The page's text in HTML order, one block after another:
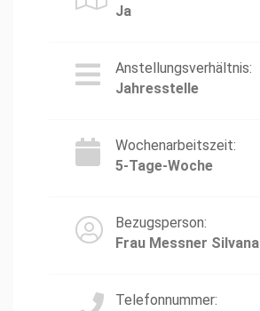
Ja
Anstellungsverhältnis:
Jahresstelle
Wochenarbeitszeit:
5-Tage-Woche
Bezugsperson:
Frau Messner Silvana
Telefonnummer: